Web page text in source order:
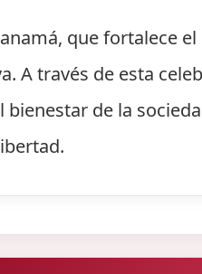
que fortalece
A través de esta
de la